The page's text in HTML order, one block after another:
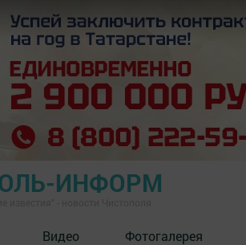
ИНФОРМ
Видео Фотогалерея